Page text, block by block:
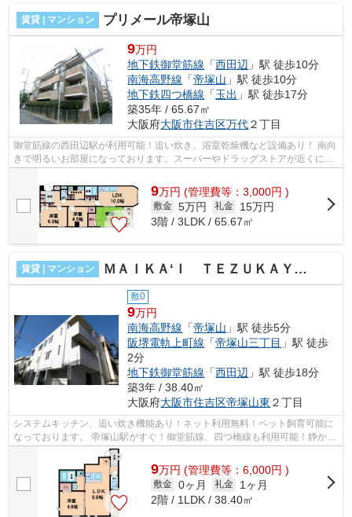
賃貸 | マンション プリメール帝塚山
9万円
地下鉄御堂筋線 「西田辺 」駅 徒歩10分
南海高野線 「帝塚山 」駅 徒歩10分
地下鉄四つ橋線 「玉出 」駅 徒歩17分
築35年 / 65.67㎡
大阪府大阪市住吉区万代２丁目
御堂筋線の西田辺駅が利用可能！追い炊き、浴室乾燥機など設備あり！ 南向
きで明るいお部屋になっております。スーパーやドラッグストアが近くにあ
9万円 (管理費等：3,000円 )
敷金 5万円 礼金
15万円
3階 / 3LDK / 65.67㎡
賃貸 | マンション ＭＡＩＫＡ‘Ｉ ＴＥＺＵＫＡＹＡＭＡ
敷0
9万円
南海高野線 「帝塚山 」駅 徒歩5分
阪堺電軌上町線 「帝塚山三丁目 」駅 徒歩
2分
地下鉄御堂筋線 「西田辺 」駅 徒歩18分
築3年 / 38.40㎡
大阪府大阪市住吉区帝塚山東 ２丁目
システムキッチン、追い炊き機能あり！ネット利用無料！ペット飼育可能に
なっております。 帝塚山駅がすぐ！御堂筋線、四つ橋線も利用可能！静かで
住みやすい環境になっております。 ...
9万円 (管理費等：6,000円 )
敷金 0ヶ月 礼金
1ヶ月
2階 / 1LDK / 38.40㎡